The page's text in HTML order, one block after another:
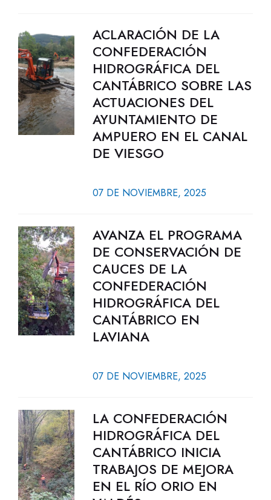
ACLARACIÓN DE LA
CONFEDERACIÓN
HIDROGRÁFICA DEL
CANTÁBRICO SOBRE LAS
ACTUACIONES DEL
AYUNTAMIENTO DE
AMPUERO EN EL CANAL
DE VIESGO
07 DE NOVIEMBRE, 2025
AVANZA EL PROGRAMA
DE CONSERVACIÓN DE
CAUCES DE LA
CONFEDERACIÓN
HIDROGRÁFICA DEL
CANTÁBRICO EN
LAVIANA
07 DE NOVIEMBRE, 2025
LA CONFEDERACIÓN
HIDROGRÁFICA DEL
CANTÁBRICO INICIA
TRABAJOS DE MEJORA
EN EL RÍO ORIO EN